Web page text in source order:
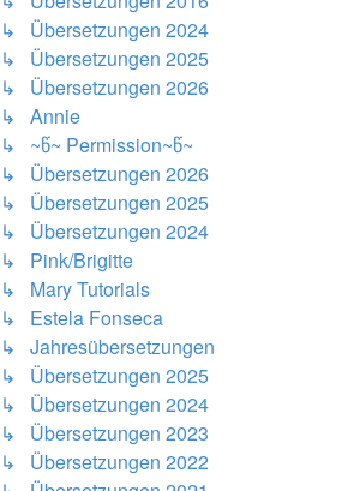
↳ Übersetzungen 2024
↳ Übersetzungen 2025
↳ Übersetzungen 2026
↳ Annie
↳ ~წ~ Permission~წ~
↳ Übersetzungen 2026
↳ Übersetzungen 2025
↳ Übersetzungen 2024
↳ Pink/Brigitte
↳ Mary Tutorials
↳ Estela Fonseca
↳ Jahresübersetzungen
↳ Übersetzungen 2025
↳ Übersetzungen 2024
↳ Übersetzungen 2023
↳ Übersetzungen 2022